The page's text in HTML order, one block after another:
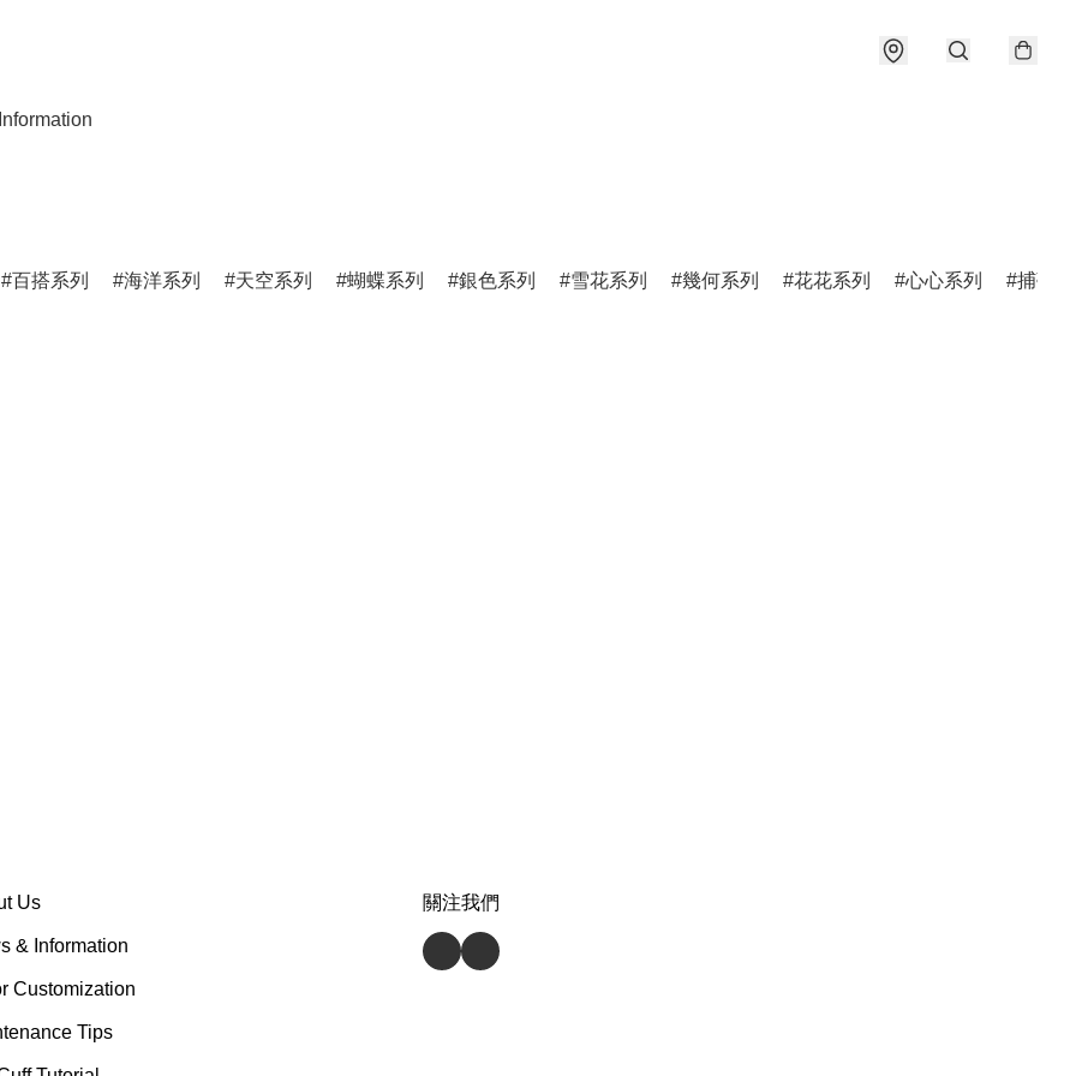
百搭系列 海洋系列 天空系列 蝴蝶系列 銀色系列 雪花系列 幾何系列 花花系列 心心系列 捕夢
Us
& Information
Customization
Tips
關注我們